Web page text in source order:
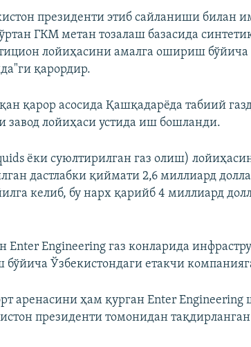
президенти этиб сайланиши билан
ГКМ метан тозалаш базасида
лойиҳасини амалга ошириш
қарордир.
қарор асосида Қашқадарёда табиий
завод лойиҳаси устида иш бошланди.
ёки суюлтирилган газ олиш)
дастлабки қиймати 2,6 миллиард
келиб, бу нарх қарийб 4 миллиард
Enter Engineering газ конларида
Ўзбекистондаги етакчи
аренасини ҳам қурган Enter
президенти томонидан